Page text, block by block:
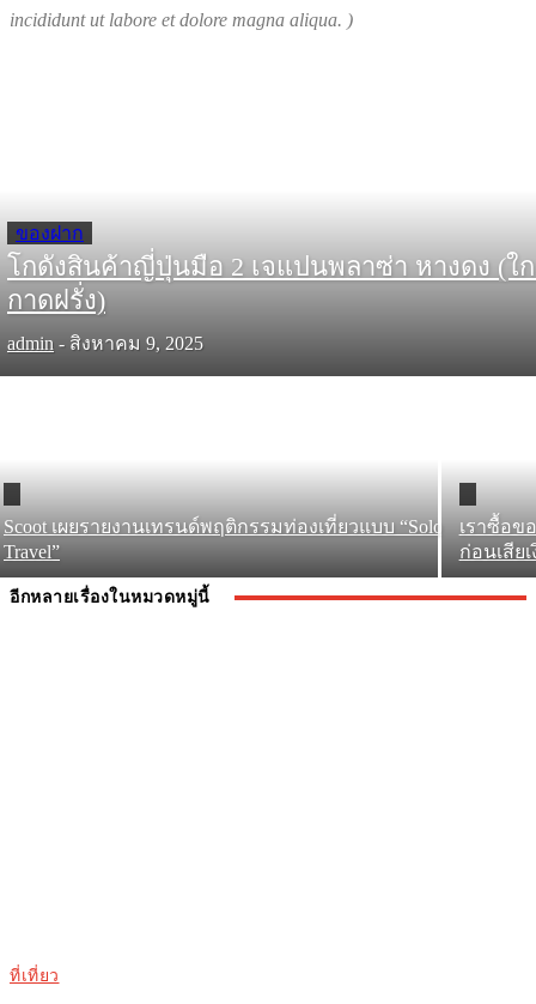
incididunt ut labore et dolore magna aliqua. )
ของฝาก
โกดังสินค้าญี่ปุ่นมือ 2 เจแปนพลาซ่า หางดง (ใ
กาดฝรั่ง)
admin - สิงหาคม 9, 2025
Scoot เผยรายงานเทรนด์พฤติกรรมท่องเที่ยวแบบ “Solo
Travel”
เราซื้อข
ก่อนเสีย
อีกหลายเรื่องในหมวดหมู่นี้
ที่เที่ยว